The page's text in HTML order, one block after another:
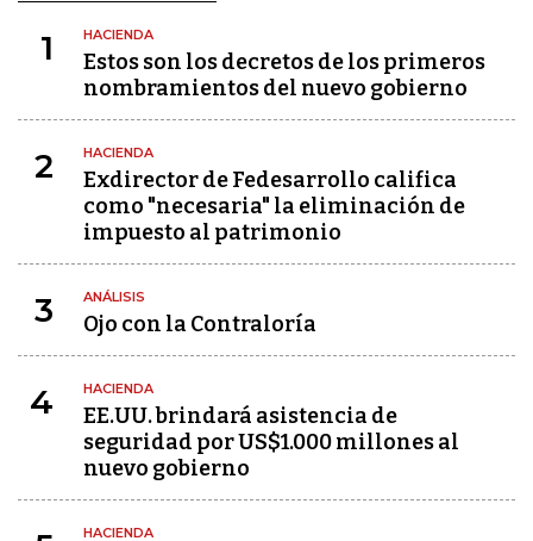
1 HACIENDA
Estos son los decretos de los primeros
nombramientos del nuevo gobierno
2 HACIENDA
Exdirector de Fedesarrollo califica
como "necesaria" la eliminación de
impuesto al patrimonio
3 ANÁLISIS
Ojo con la Contraloría
4 HACIENDA
EE.UU. brindará asistencia de
seguridad por US$1.000 millones al
nuevo gobierno
HACIENDA